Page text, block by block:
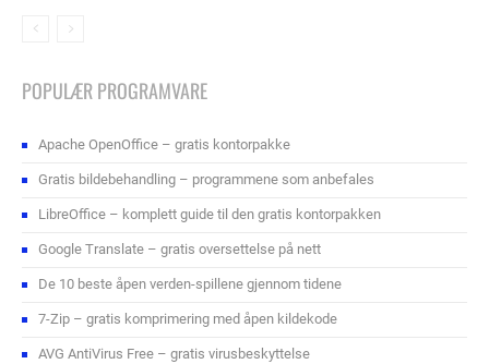
POPULÆR PROGRAMVARE
Apache OpenOffice – gratis kontorpakke
Gratis bildebehandling – programmene som anbefales
LibreOffice – komplett guide til den gratis kontorpakken
Google Translate – gratis oversettelse på nett
De 10 beste åpen verden-spillene gjennom tidene
7-Zip – gratis komprimering med åpen kildekode
AVG AntiVirus Free – gratis virusbeskyttelse